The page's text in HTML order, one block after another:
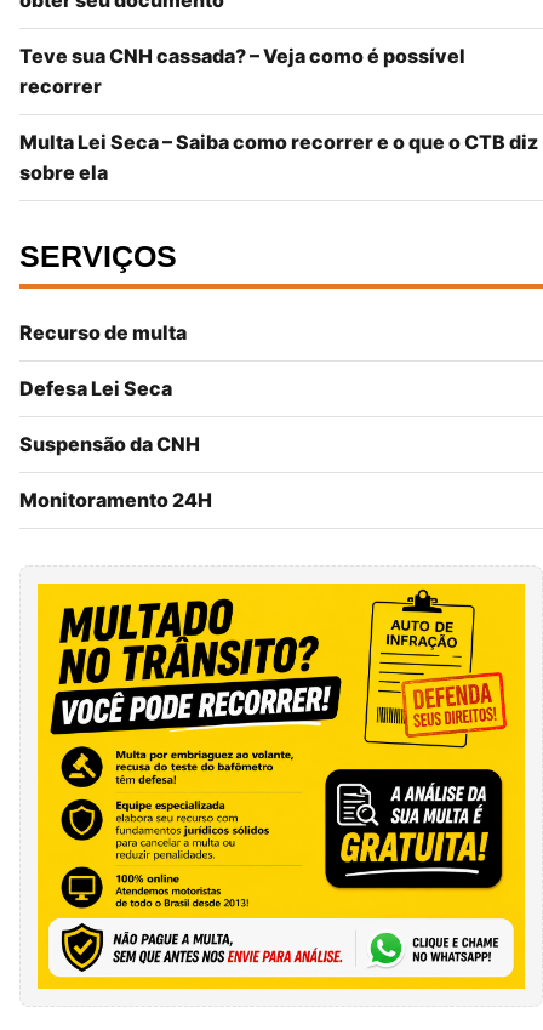
Teve sua CNH cassada? – Veja como é possível
recorrer
Multa Lei Seca – Saiba como recorrer e o que o CTB diz
sobre ela
SERVIÇOS
Recurso de multa
Defesa Lei Seca
Suspensão da CNH
Monitoramento 24H